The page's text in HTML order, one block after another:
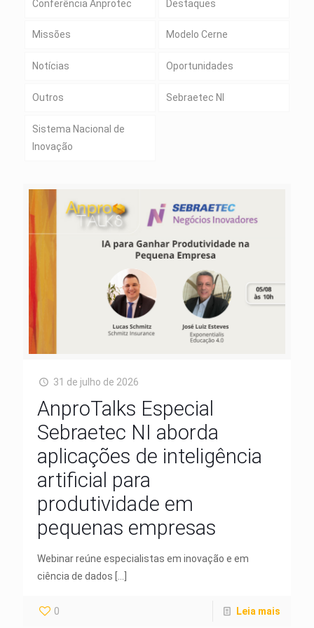
Conferência Anprotec Destaques
Missões Modelo Cerne
Notícias Oportunidades
Outros Sebraetec NI
Sistema Nacional de
Inovação
31 de julho de 2026
AnproTalks Especial
Sebraetec NI aborda
aplicações de inteligência
artificial para
produtividade em
pequenas empresas
Webinar reúne especialistas em inovação e em
ciência de dados
0 Leia mais